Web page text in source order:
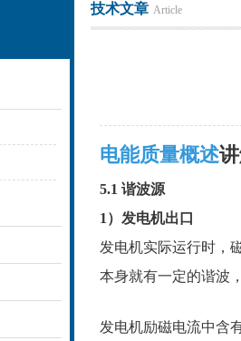
技术文章 Article
电能质量概述
5.1 谐波源
1）发电机出口
发电机实际运行时，
本身就有一定的谐波
发电机励磁电流中含